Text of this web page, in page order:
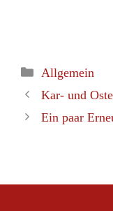
Kategorien
Allgemein
Kar- und
Ein paar